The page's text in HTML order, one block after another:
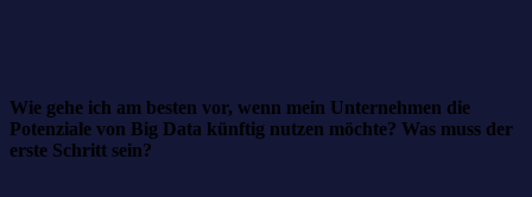
Wie gehe ich am besten vor, wenn mein Unternehmen die
Potenziale von Big Data künftig nutzen möchte? Was muss der
erste Schritt sein?